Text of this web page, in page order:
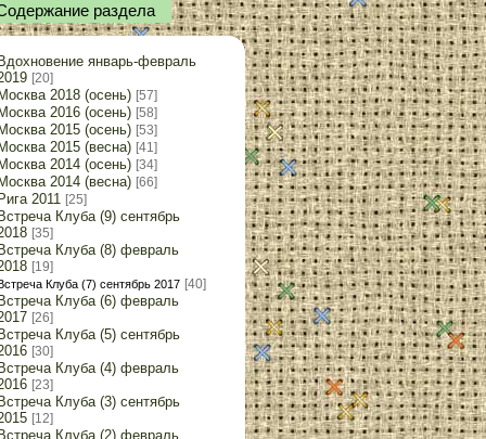
раздела
январь-февраль
[20]
2018 (осень) [57]
2016 (осень) [58]
2015 (осень) [53]
2015 (весна) [41]
2014 (осень) [34]
2014 (весна) [66]
2011 [25]
Клуба (9) сентябрь
[35]
Клуба (8) февраль
[19]
Клуба (7) сентябрь 2017 [40]
Клуба (6) февраль
[26]
Клуба (5) сентябрь
[30]
Клуба (4) февраль
[23]
Клуба (3) сентябрь
[12]
Клуба (2) февраль